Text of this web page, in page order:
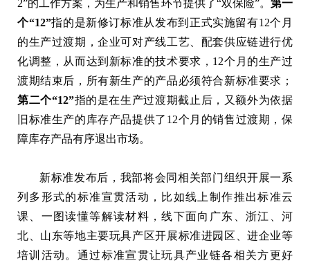
2”的工作方案，为生产和销售环节提供了“双保险”。 第一
个“12”指的是新修订标准从发布到正式实施留有12个月
的生产过渡期，企业可对产线工艺、配套供应链进行优
化调整，从而达到新标准的技术要求，12个月的生产过
渡期结束后，所有新生产的产品必须符合新标准要求；
第二个“12”指的是在生产过渡期截止后，又额外为依据
旧标准生产的库存产品提供了12个月的销售过渡期，保
障库存产品有序退出市场。
新标准发布后，我部将会同相关部门组织开展一系
列多形式的标准宣贯活动，比如线上制作推出标准云
课、一图读懂等解读材料，线下面向广东、浙江、河
北、山东等地主要玩具产区开展标准进园区、进企业等
培训活动。通过标准宣贯让玩具产业链各相关方更好